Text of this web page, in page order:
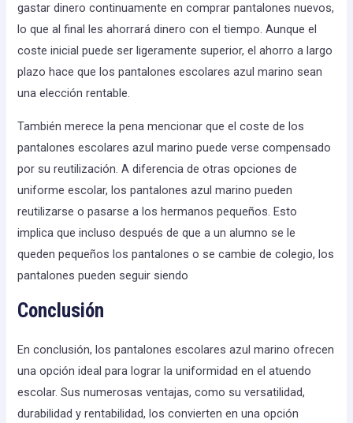
gastar dinero continuamente en comprar pantalones nuevos,
lo que al final les ahorrará dinero con el tiempo. Aunque el
coste inicial puede ser ligeramente superior, el ahorro a largo
plazo hace que los pantalones escolares azul marino sean
una elección rentable.
También merece la pena mencionar que el coste de los
pantalones escolares azul marino puede verse compensado
por su reutilización. A diferencia de otras opciones de
uniforme escolar, los pantalones azul marino pueden
reutilizarse o pasarse a los hermanos pequeños. Esto
implica que incluso después de que a un alumno se le
queden pequeños los pantalones o se cambie de colegio, los
pantalones pueden seguir siendo
Conclusión
En conclusión, los pantalones escolares azul marino ofrecen
una opción ideal para lograr la uniformidad en el atuendo
escolar. Sus numerosas ventajas, como su versatilidad,
durabilidad y rentabilidad, los convierten en una opción